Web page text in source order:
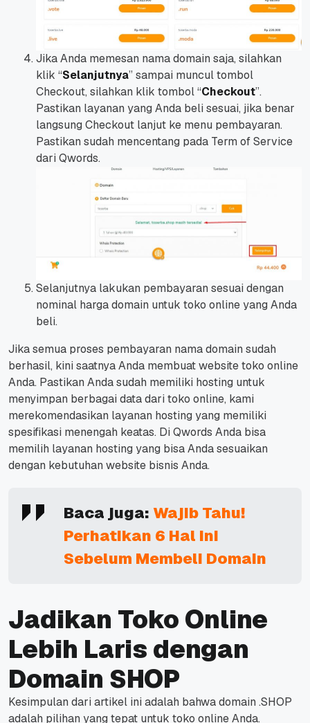
Jika Anda memesan nama domain saja, silahkan
klik “Selanjutnya” sampai muncul tombol
Checkout, silahkan klik tombol “Checkout”.
Pastikan layanan yang Anda beli sesuai, jika benar
langsung Checkout lanjut ke menu pembayaran.
Pastikan sudah mencentang pada Term of Service
dari Qwords.
Selanjutnya lakukan pembayaran sesuai dengan
nominal harga domain untuk toko online yang Anda
beli.
Jika semua proses pembayaran nama domain sudah
berhasil, kini saatnya Anda membuat website toko online
Anda. Pastikan Anda sudah memiliki hosting untuk
menyimpan berbagai data dari toko online, kami
merekomendasikan layanan hosting yang memiliki
spesifikasi menengah keatas. Di Qwords Anda bisa
memilih layanan hosting yang bisa Anda sesuaikan
dengan kebutuhan website bisnis Anda.
Baca juga: Wajib Tahu!
Perhatikan 6 Hal Ini
Sebelum Membeli Domain
Jadikan Toko Online
Lebih Laris dengan
Domain SHOP
Kesimpulan dari artikel ini adalah bahwa domain .SHOP
adalah pilihan yang tepat untuk toko online Anda.